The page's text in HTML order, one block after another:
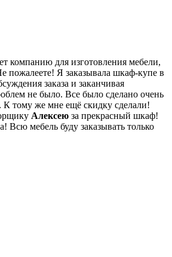
компанию для изготовления мебели,
пожалеете! Я заказывала шкаф-купе в
заказа и заканчивая
не было. Все было сделано очень
К тому же мне ещё скидку сделали!
Алексею за прекрасный шкаф!
Всю мебель буду заказывать только